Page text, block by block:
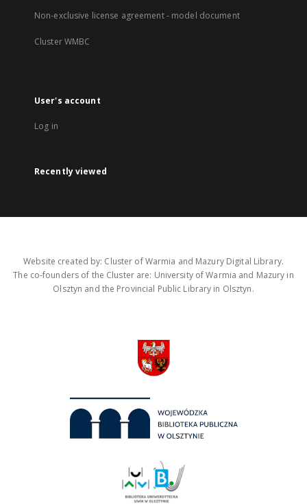
Non-exclusive license agreement - model document
Cluster WMBC
User's account
Log in
Recently viewed
Website created by: Cluster of Warmia and Mazury Digital Library.
The co-founders of the Cluster are: University of Warmia and Mazury in
Olsztyn and the Provincial Public Library in Olsztyn.